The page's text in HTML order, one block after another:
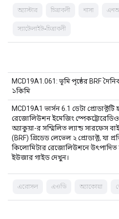
অ্যাস্টার চিত্রাবলী নাসা
স্যাটেলাইট-চিত্রাবলী
MCD19A1.061: ভূমি পৃষ্ঠের BRF
১কিমি
MCD19A1 ভার্সন 6.1 ডেটা
রেজোলিউশন ইমেজিং
অ্যাকুয়া-র সম্মিলিত ল্যান্ড সারফেস
(BRF) গ্রিডেড লেভেল ২ প্রোডাক্ট, যা
কিলোমিটার রেজোলিউশনে
ইউজার গাইড দেখুন।
এরোসল এওডি অ্যাকোয়া